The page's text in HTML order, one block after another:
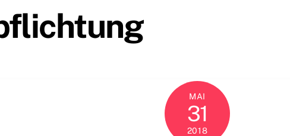
MAI
31
2018